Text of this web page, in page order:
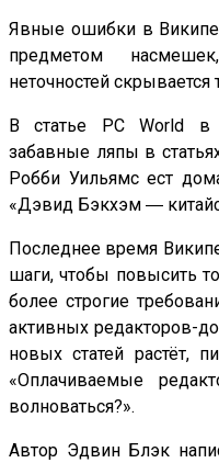
Явные ошибки в
предметом
неточностей
В статье PC World в
забавные ляпы в
Робби Уильямс ест
«Дэвид Бэкхэм ―
Последнее время
шаги, чтобы повысить
более строгие
активных редакторов-
новых статей растёт,
«Оплачиваемые
волноваться?».
Автор Эдвин Блэк